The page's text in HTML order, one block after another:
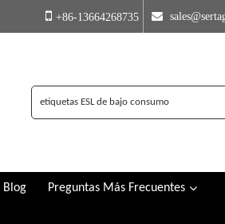
+86-13664268735
Blog Preguntas Más Frecuentes